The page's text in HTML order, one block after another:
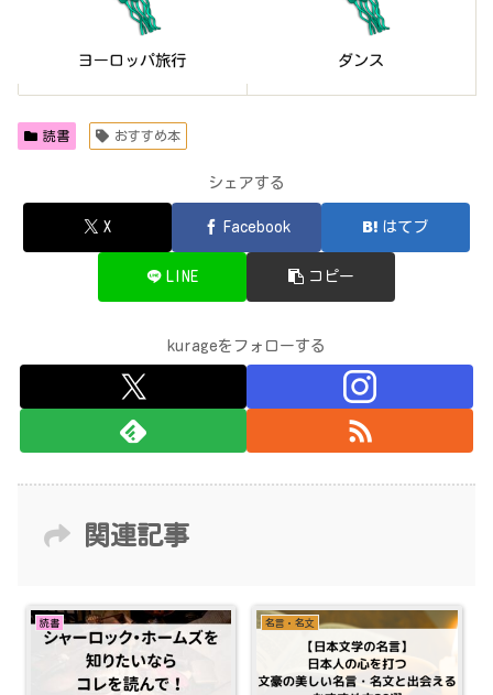
読書 おすすめ本
シェアする
X Facebook はてブ
LINE コピー
kurageをフォローする
関連記事
読書 名言・名文